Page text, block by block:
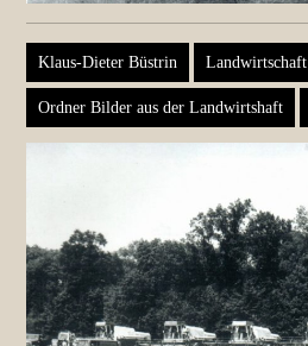
Klaus-Dieter Büstrin Landwirtschaft
Ordner Bilder aus der Landwirtshaft